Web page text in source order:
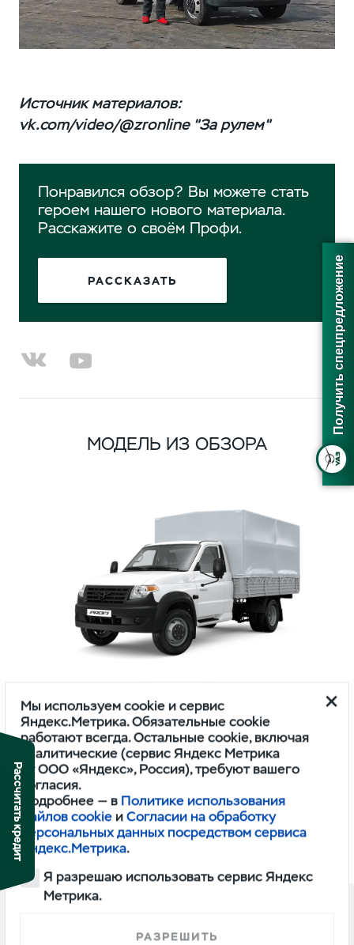
Источник материалов:
vk.com/video/@zronline "За рулем"
Понравился обзор? Вы можете стать
героем нашего нового материала.
Расскажите о своём Профи.
РАССКАЗАТЬ
МОДЕЛЬ ИЗ ОБЗОРА
ПРОФИ
ОДНОРЯДНАЯ КАБИНА 4Х2 BASE ИКАР
1,745,000
СМОТРЕТЬ
Мы используем cookie и сервис
Яндекс.Метрика. Обязательные cookie
работают всегда. Остальные cookie, включая
аналитические (сервис Яндекс Метрика
от ООО «Яндекс», Россия), требуют вашего
согласия.
Подробнее — в Политике использования
файлов cookie иСогласии на обработку
персональных данных посредством сервиса
Яндекс.Метрика.
Я разрешаю использовать сервис Яндекс
Метрика.
РАЗРЕШИТЬ
Получить спецпредложение
Рассчитать кредит